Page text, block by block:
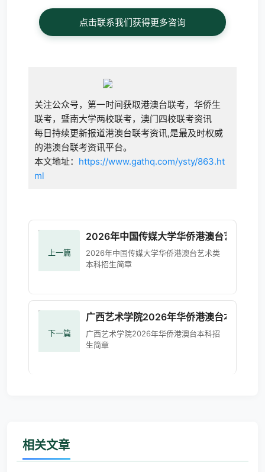
点击联系我们获得更多咨询
关注公众号，第一时间获取港澳台联考，华侨生
联考，暨南大学两校联考，澳门四校联考资讯
每日持续更新报道港澳台联考资讯,是最及时权威
的港澳台联考资讯平台。
本文地址： https://www.gathq.com/ysty/863.ht
ml
上一篇
2026年中国传媒大学华侨港澳台艺术类本
2026年中国传媒大学华侨港澳台艺术类
本科招生简章
下一篇
广西艺术学院2026年华侨港澳台本科招生
广西艺术学院2026年华侨港澳台本科招
生简章
相关文章